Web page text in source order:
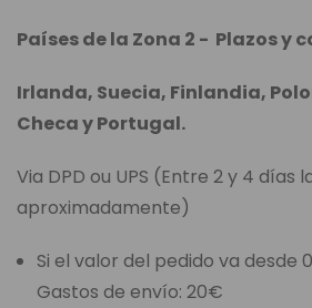
Países de la Zona 2 - Plazos y
Irlanda, Suecia, Finlandia,
Checa y Portugal.
Via DPD ou UPS (Entre 2 y 4 días
aproximadamente)
Si el valor del pedido va desde
Gastos de envío: 20€